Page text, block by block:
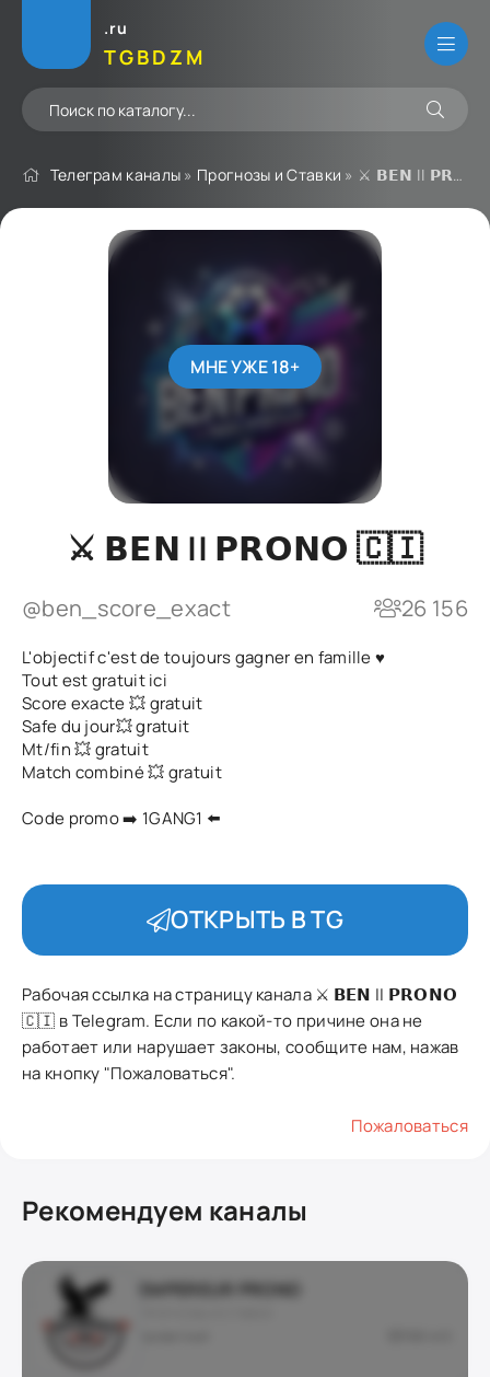
.ru
TGBDZM
Телеграм каналы » Прогнозы и Ставки » ⚔️ 𝗕𝗘𝗡 || 𝗣𝗥𝗢𝗡𝗢 🇨🇮
⚔️ 𝗕𝗘𝗡 || 𝗣𝗥𝗢𝗡𝗢 🇨🇮
@ben_score_exact 26 156
L'objectif c'est de toujours gagner en famille ♥️
Tout est gratuit ici
Score exacte 💥 gratuit
Safe du jour💥 gratuit
Mt/fin 💥 gratuit
Match combiné 💥 gratuit
Code promo ➡️ 1GANG1 ⬅️
МНЕ УЖЕ 18+
ОТКРЫТЬ В TG
Рабочая ссылка на страницу канала ⚔️ 𝗕𝗘𝗡 || 𝗣𝗥𝗢𝗡𝗢
🇨🇮 в Telegram. Если по какой-то причине она не
работает или нарушает законы, сообщите нам, нажав
на кнопку "Пожаловаться".
Пожаловаться
Рекомендуем каналы
EMPEREUR PRONO